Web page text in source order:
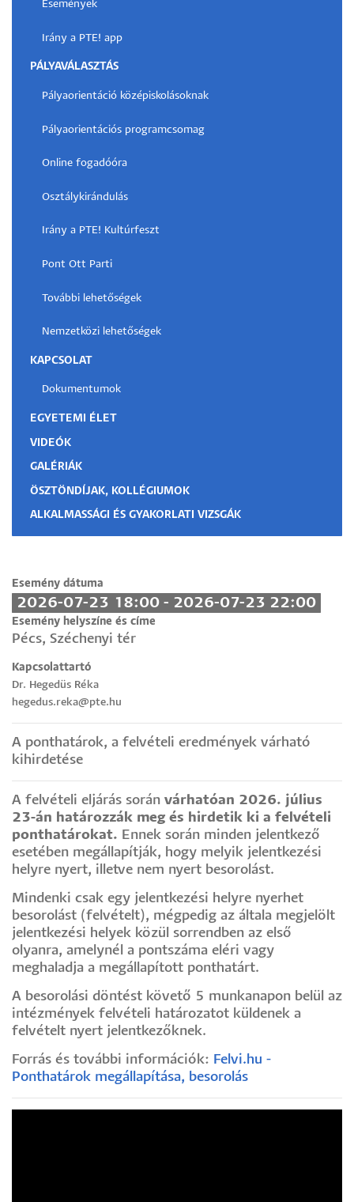
Események
Irány a PTE! app
PÁLYAVÁLASZTÁS
Pályaorientáció középiskolásoknak
Pályaorientációs programcsomag
Online fogadóóra
Osztálykirándulás
Irány a PTE! Kultúrfeszt
Pont Ott Parti
További lehetőségek
Nemzetközi lehetőségek
KAPCSOLAT
Dokumentumok
EGYETEMI ÉLET
VIDEÓK
GALÉRIÁK
ÖSZTÖNDÍJAK, KOLLÉGIUMOK
ALKALMASSÁGI ÉS GYAKORLATI VIZSGÁK
Esemény dátuma
2026-07-23 18:00 - 2026-07-23 22:00
Esemény helyszíne és címe
Pécs, Széchenyi tér
Kapcsolattartó
Dr. Hegedüs Réka
hegedus.reka@pte.hu
A ponthatárok, a felvételi eredmények várható
kihirdetése
A felvételi eljárás során várhatóan 2026. július
23-án határozzák meg és hirdetik ki a felvételi
ponthatárokat. Ennek során minden jelentkező
esetében megállapítják, hogy melyik jelentkezési
helyre nyert, illetve nem nyert besorolást.
Mindenki csak egy jelentkezési helyre nyerhet
besorolást (felvételt), mégpedig az általa megjelölt
jelentkezési helyek közül sorrendben az első
olyanra, amelynél a pontszáma eléri vagy
meghaladja a megállapított ponthatárt.
A besorolási döntést követő 5 munkanapon belül az
intézmények felvételi határozatot küldenek a
felvételt nyert jelentkezőknek.
Forrás és további információk: Felvi.hu -
Ponthatárok megállapítása, besorolás